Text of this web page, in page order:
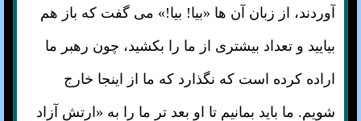
آوردند، از زبان آن ها «بیا! بیا!» می گفت که باز هم
بیایید و تعداد بیشتری از ما را بکشید، چون رهبر ما
اراده کرده است که نگذارد که ما از اینجا خارج
شویم. ما باید بمانیم تا او بعد تر ما را به «ارتش آزاد